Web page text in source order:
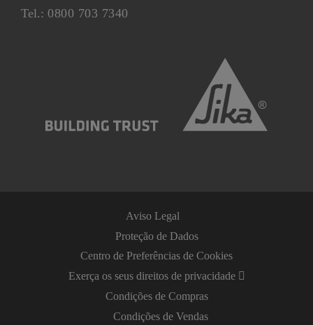
Tel.: 0800 703 7340
Aviso Legal
Proteção de Dados
Centro de Preferências de Cookies
Exerça os seus direitos de privacidade
Condições de Compras
Condições de Vendas